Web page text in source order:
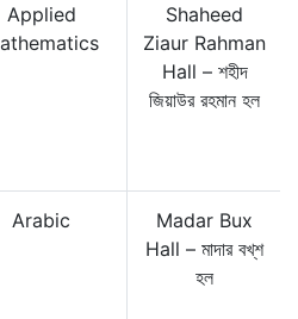
Applied
Shaheed
Ziaur Rahman
Hall – শহীদ
জিয়াউর রহমান হল
Arabic
Madar Bux
Hall – মাদার বখ্‌শ
হল